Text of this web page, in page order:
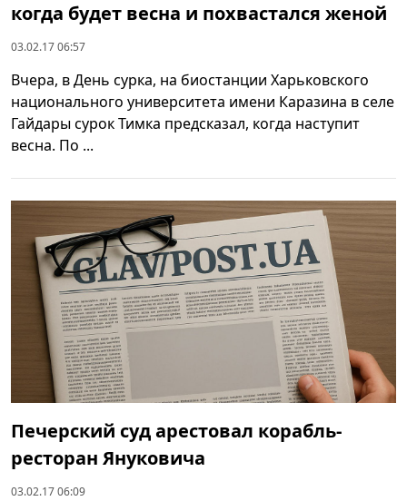
когда будет весна и похвастался женой
03.02.17 06:57
Вчера, в День сурка, на биостанции Харьковского
национального университета имени Каразина в селе
Гайдары сурок Тимка предсказал, когда наступит
весна. По ...
Печерский суд арестовал корабль-
ресторан Януковича
03.02.17 06:09